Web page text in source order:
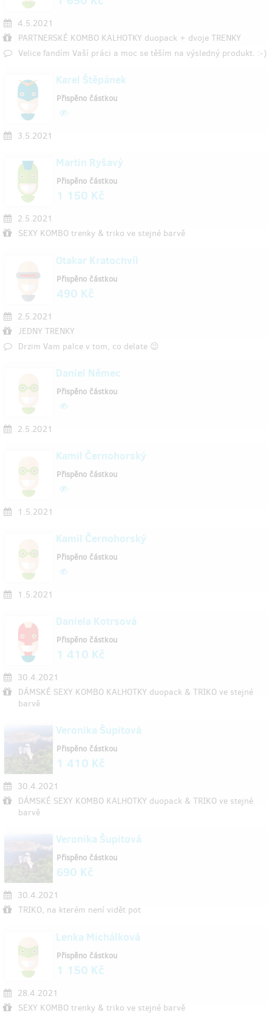
4.5.2021
PARTNERSKÉ KOMBO KALHOTKY duopack + dvoje TRENKY
Velice fandím Vaší práci a moc se těším na výsledný produkt. :-)
Karel Štěpánek
3.5.2021
Přispěno částkou
Martin Ryšavý
2.5.2021
SEXY KOMBO trenky & triko ve stejné barvě
Přispěno částkou
1 150 Kč
Otakar Kratochvíl
2.5.2021
JEDNY TRENKY
Drzim Vam palce v tom, co delate 😉
Přispěno částkou
490 Kč
Daniel Němec
2.5.2021
Přispěno částkou
Kamil Černohorský
1.5.2021
Přispěno částkou
Kamil Černohorský
1.5.2021
Přispěno částkou
Daniela Kotrsová
30.4.2021
DÁMSKÉ SEXY KOMBO KALHOTKY duopack & TRIKO ve stejné
barvě
Přispěno částkou
1 410 Kč
Veronika Šupitová
30.4.2021
DÁMSKÉ SEXY KOMBO KALHOTKY duopack & TRIKO ve stejné
barvě
Přispěno částkou
1 410 Kč
Veronika Šupitová
30.4.2021
TRIKO, na kterém není vidět pot
Přispěno částkou
690 Kč
Lenka Michálková
28.4.2021
SEXY KOMBO trenky & triko ve stejné barvě
Přispěno částkou
1 150 Kč